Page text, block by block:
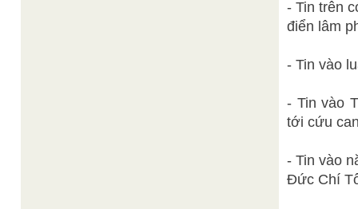
- Tin trên
điển lâm
- Tin vào
- Tin vào
tới cứu
- Tin vào
Đức Chí